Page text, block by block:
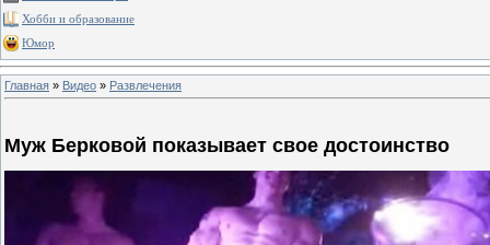
Хобби и образование
Юмор
Главная » Видео » Развлечения
Муж Берковой показывает свое достоинство